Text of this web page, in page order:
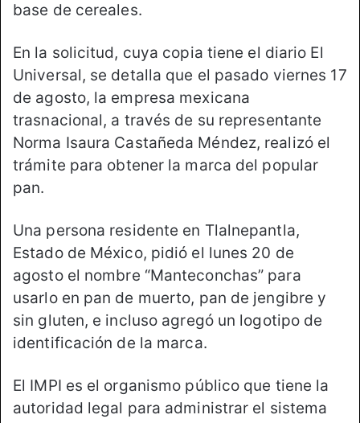
base de cereales.
En la solicitud, cuya copia tiene el diario El
Universal, se detalla que el pasado viernes 17
de agosto, la empresa mexicana
trasnacional, a través de su representante
Norma Isaura Castañeda Méndez, realizó el
trámite para obtener la marca del popular
pan.
Una persona residente en Tlalnepantla,
Estado de México, pidió el lunes 20 de
agosto el nombre “Manteconchas” para
usarlo en pan de muerto, pan de jengibre y
sin gluten, e incluso agregó un logotipo de
identificación de la marca.
El IMPI es el organismo público que tiene la
autoridad legal para administrar el sistema